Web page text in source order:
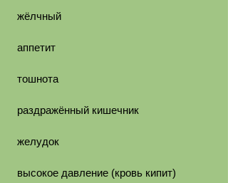
жёлчный
аппетит
тошнота
раздражённый кишечник
желудок
высокое давление (кровь кипит)